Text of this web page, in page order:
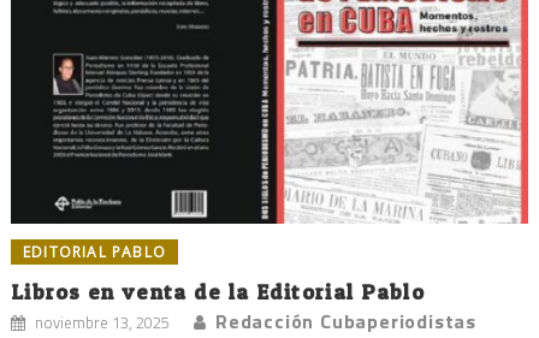
EDITORIAL PABLO
Libros en venta de la Editorial Pablo
noviembre 13, 2025 Redacción Cubaperiodistas